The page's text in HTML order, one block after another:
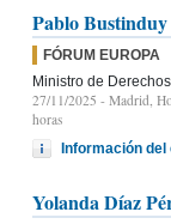
Pablo Bustinduy
FÓRUM EUROPA
Ministro de
27/11/2025 - Madrid,
horas
Información del
Yolanda Díaz